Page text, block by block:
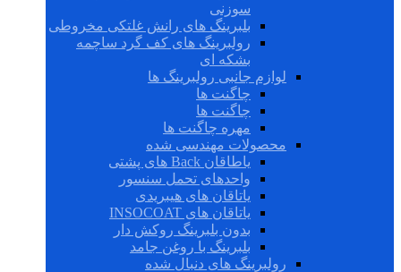
سوزنی
بلبرینگ های رانش غلتکی مخروطی
رولبرینگ های کف گرد ساچمه
بشکه ای
لوازم جانبی رولبرینگ ها
چاگنت ها
چاگنت ها
مهره چاگنت ها
محصولات مهندسی شده
یاطاقان Back های پشتی
واحدهای تحمل سنسور
یاتاقان های هیبریدی
یاتاقان های INSOCOAT
بدون بلبرینگ روکش دار
بلبرینگ با روغن جامد
رولبرینگ های دنبال شده